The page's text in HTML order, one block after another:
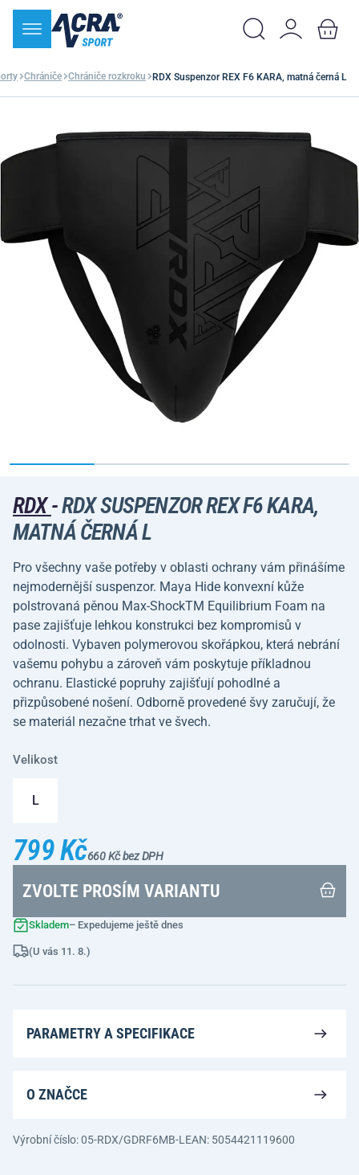
Chrániče Chrániče rozkroku RDX Suspenzor REX F6 KARA, matná černá L
RDX-RDX SUSPENZOR REX F6 KARA,
MATNÁ ČERNÁ L
Pro všechny vaše potřeby v oblasti ochrany vám přinášíme
nejmodernější suspenzor. Maya Hide konvexní kůže
polstrovaná pěnou Max-ShockTM Equilibrium Foam na
pase zajišťuje lehkou konstrukci bez kompromisů v
odolnosti. Vybaven polymerovou skořápkou, která nebrání
vašemu pohybu a zároveň vám poskytuje příkladnou
ochranu. Elastické popruhy zajišťují pohodlné a
přizpůsobené nošení. Odborně provedené švy zaručují, že
se materiál nezačne trhat ve švech.
Velikost
L
799 Kč660 Kč bez DPH
ZVOLTE PROSÍM VARIANTU
Skladem– Expedujeme ještě dnes
(U vás 11. 8.)
PARAMETRY A SPECIFIKACE
O ZNAČCE
Výrobní číslo: 05-RDX/GDRF6MB-L EAN: 5054421119600